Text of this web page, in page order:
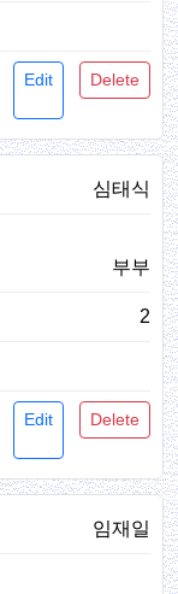
Edit Delete
심태식
부부
2
Edit Delete
임재일